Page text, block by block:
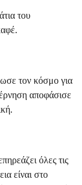
του
τον κόσμο για
αποφάσισε
όλες τις
είναι στο